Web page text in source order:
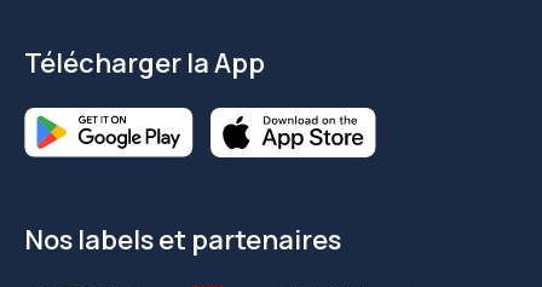
Télécharger la App
Nos labels et partenaires